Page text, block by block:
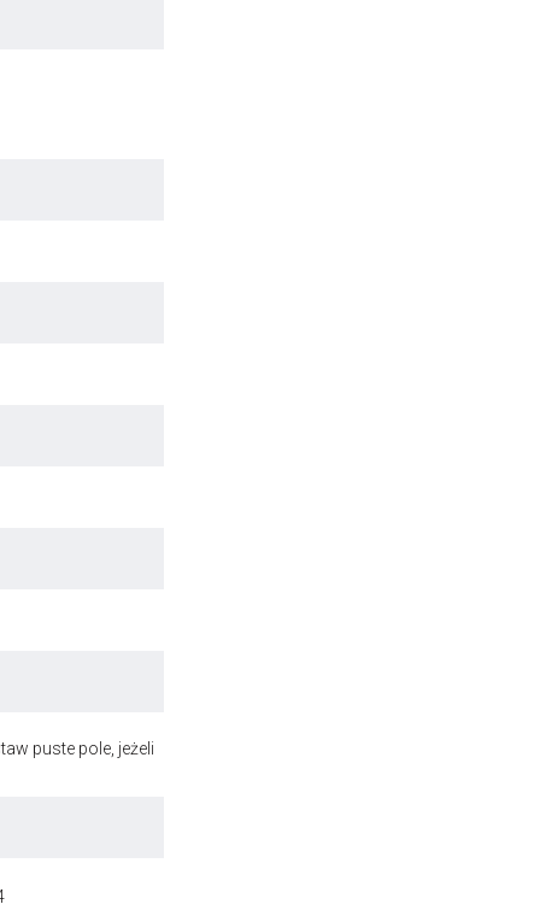
puste pole, jeżeli